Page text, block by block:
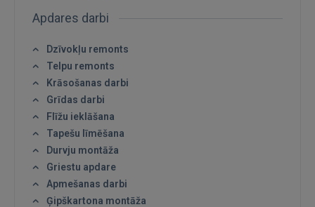
Ienākt
Aizmirsāt paroli?
Apdares darbi
Dzīvokļu remonts
Telpu remonts
Krāsošanas darbi
Grīdas darbi
Flīžu ieklāšana
Tapešu līmēšana
Durvju montāža
Griestu apdare
Apmešanas darbi
Ģipškartona montāža